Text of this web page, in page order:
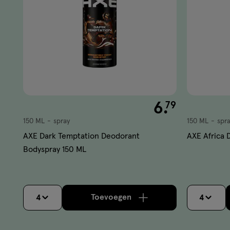
€ 6.79
6.79
spray
150 ML spray
AXE Dark Temptation Deodorant
Bodyspray 150 ML
4 Toevoegenverhoog aantal met één,
spray
150 ML
AXE Africa
4